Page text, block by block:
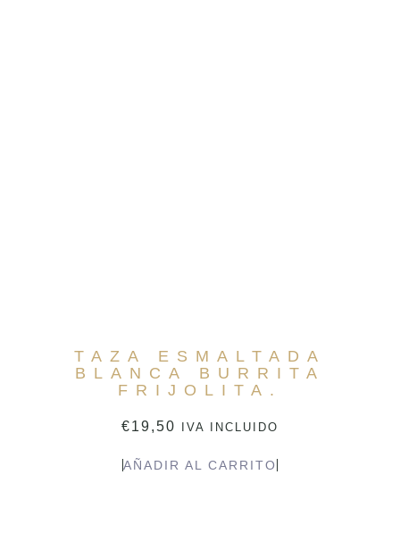
TAZA ESMALTADA
BLANCA BURRITA
FRIJOLITA.
€19,50 IVA INCLUIDO
AÑADIR AL CARRITO